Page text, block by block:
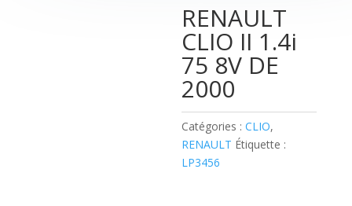
RENAULT
CLIO II 1.4i
75 8V DE
2000
Catégories :CLIO,
RENAULT Étiquette :
LP3456